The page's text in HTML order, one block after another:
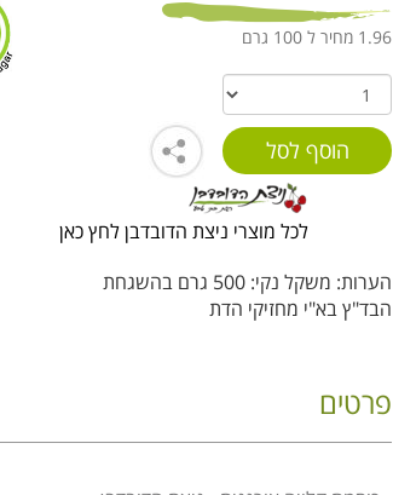
1.96 מחיר ל 100 גרם
לכל מוצרי ניצת הדובדבן לחץ כאן
הערות: משקל נקי: 500 גרם בהשגחת
הבד"ץ בא"י מחזיקי הדת
פרטים